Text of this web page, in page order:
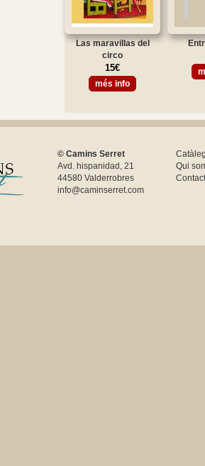
Las maravillas del
circo
15€
més info
© Camins Serret
Avd. hispanidad, 21
44580 Valderrobres
info@caminserret.com
Qui